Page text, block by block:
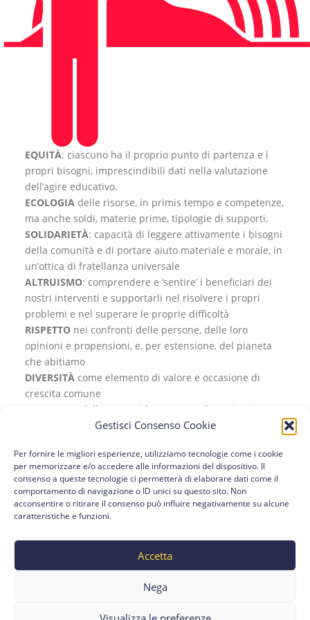
Gestisci Consenso Cookie
Per fornire le migliori esperienze, utilizziamo tecnologie come i cookie
per memorizzare e/o accedere alle informazioni del dispositivo. Il
consenso a queste tecnologie ci permetterà di elaborare dati come il
comportamento di navigazione o ID unici su questo sito. Non
acconsentire o ritirare il consenso può influire negativamente su alcune
caratteristiche e funzioni.
Accetta
Nega
EQUITÀ: ciascuno ha il proprio punto di partenza e i
propri bisogni, imprescindibili dati nella valutazione
dell’agire educativo.
ECOLOGIAdelle risorse, in primis tempo e competenze,
ma anche soldi, materie prime, tipologie di supporti.
SOLIDARIETÀ: capacità di leggere attivamente i bisogni
della comunità e di portare aiuto materiale e morale, in
un’ottica di fratellanza universale
ALTRUISMO: comprendere e ‘sentire’ i beneficiari dei
nostri interventi e supportarli nel risolvere i propri
problemi e nel superare le proprie difficoltà
RISPETTOnei confronti delle persone, delle loro
opinioni e propensioni, e, per estensione, del pianeta
che abitiamo
DIVERSITÀcome elemento di valore e occasione di
crescita comune
delle comunità attraverso il raggiungimento
del più alto livello di qualità della vita per ogni persona
Cit: “L’educazione è un atto d’amore, quindi un
atto di valore” (Paulo Freire)